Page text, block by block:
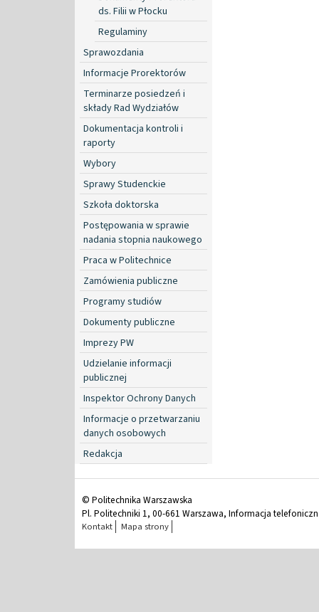
ds. Filii w Płocku
Regulaminy
Sprawozdania
Informacje Prorektorów
Terminarze posiedzeń i
składy Rad Wydziałów
Dokumentacja kontroli i
raporty
Wybory
Sprawy Studenckie
Szkoła doktorska
Postępowania w sprawie
nadania stopnia naukowego
Praca w Politechnice
Zamówienia publiczne
Programy studiów
Dokumenty publiczne
Imprezy PW
Udzielanie informacji
publicznej
Inspektor Ochrony Danych
Informacje o przetwarzaniu
danych osobowych
Redakcja
© Politechnika Warszawska
Pl. Politechniki 1, 00-661 Warszawa, Informacja
Kontakt Mapa strony